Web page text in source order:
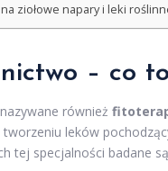
ziołowe napary i leki
– co
również
tworzeniu leków
tej specjalności badane